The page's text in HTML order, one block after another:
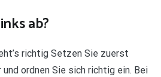
ab?
richtig Setzen Sie zuerst
ordnen Sie sich richtig ein. Bei